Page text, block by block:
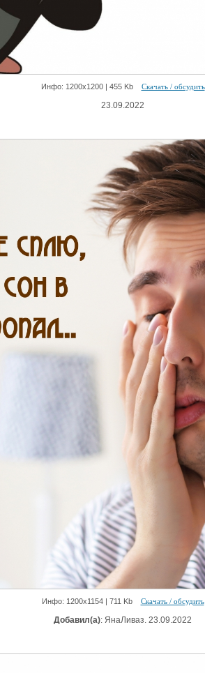
Инфо: 1200х1200 | 455 Kb Скачать / обсудить
23.09.2022
Инфо: 1200х1154 | 711 Kb Скачать / обсудить
Добавил(а): ЯнаЛиваз. 23.09.2022